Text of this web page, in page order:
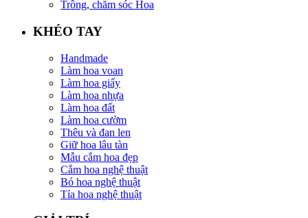
Trồng, chăm sóc Hoa
KHÉO TAY
Handmade
Làm hoa voan
Làm hoa giấy
Làm hoa nhựa
Làm hoa đất
Làm hoa cườm
Thêu và đan len
Giữ hoa lâu tàn
Mẫu cắm hoa đẹp
Cắm hoa nghệ thuật
Bó hoa nghệ thuật
Tỉa hoa nghệ thuật